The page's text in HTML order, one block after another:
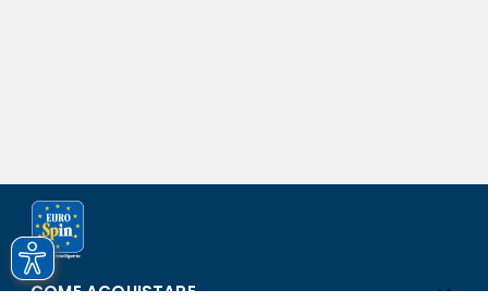
COME ACQUISTARE